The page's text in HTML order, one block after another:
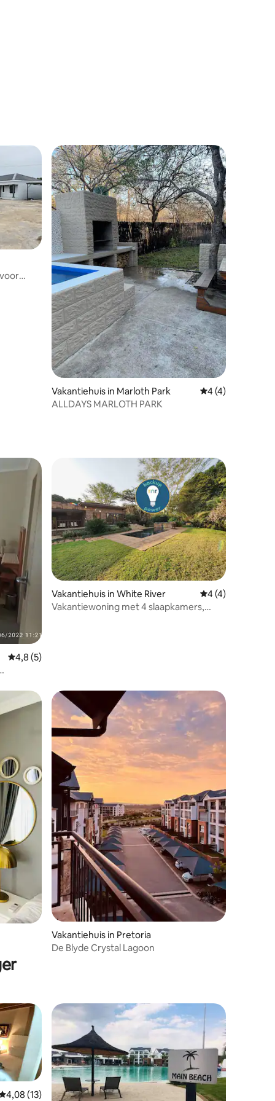
Vakantiehuis in Marloth Park Gemiddelde
4 (4)
ALLDAYS MARLOTH PARK
Gemiddelde beoordeling van 4,8 uit 5, 5 recensies
4,8 (5)
Vakantiehuis in White River Gemiddelde
4 (4)
Vakantiewoning met 4 slaapkamers,
Vakantiehuis in Pretoria
De Blyde Crystal Lagoon
beoordeling van 4,08 uit 5, 13 recensies
4,08 (13)